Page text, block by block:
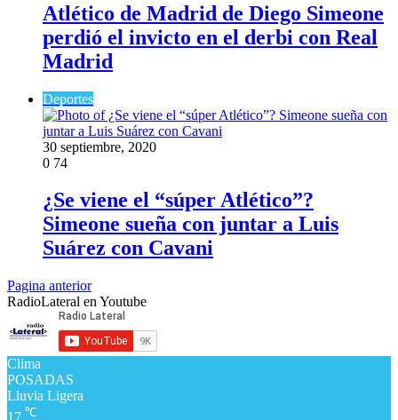
Atlético de Madrid de Diego Simeone
perdió el invicto en el derbi con Real
Madrid
Deportes
30 septiembre, 2020
0 74
¿Se viene el “súper Atlético”?
Simeone sueña con juntar a Luis
Suárez con Cavani
Pagina anterior
RadioLateral en Youtube
Clima
POSADAS
Lluvia Ligera
℃